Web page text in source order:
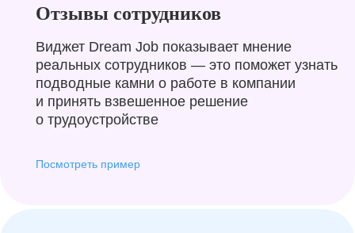
Отзывы сотрудников
Виджет Dream Job показывает мнение
реальных сотрудников — это поможет узнать
подводные камни о работе в компании
и принять взвешенное решение
о трудоустройстве
Посмотреть пример